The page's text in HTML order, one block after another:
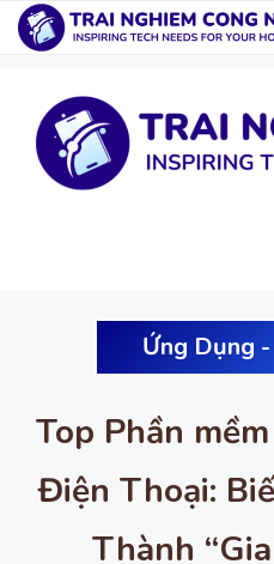
dung
Ứng Dụng
Top Phần
Điện Thoại:
Thành